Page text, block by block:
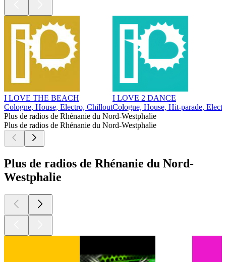
I LOVE THE BEACH
Cologne, House, Electro, Chillout
I LOVE 2 DANCE
Cologne, House, Hit-parade,
Plus de radios de Rhénanie du Nord-Westphalie
Plus de radios de Rhénanie du Nord-Westphalie
Plus de radios de Rhénanie du Nord-
Westphalie